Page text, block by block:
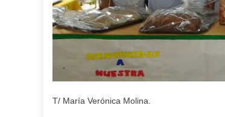
T/ María Verónica Molina.